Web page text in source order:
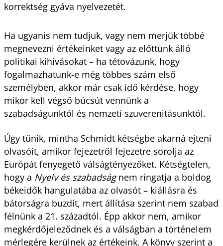
korrektség gyáva nyelvezetét.
Ha ugyanis nem tudjuk, vagy nem merjük többé
megnevezni értékeinket vagy az előttünk álló
politikai kihívásokat – ha tétovázunk, hogy
fogalmazhatunk-e még többes szám első
személyben, akkor már csak idő kérdése, hogy
mikor kell végső búcsút vennünk a
szabadságunktól és nemzeti szuverenitásunktól.
Úgy tűnik, mintha Schmidt kétségbe akarná ejteni
olvasóit, amikor fejezetről fejezetre sorolja az
Európát fenyegető válságtényezőket. Kétségtelen,
hogy a Nyelv és szabadságnem ringatja a boldog
békeidők hangulatába az olvasót – kiállásra és
bátorságra buzdít, mert állítása szerint nem szabad
félnünk a 21. századtól. Épp akkor nem, amikor
megkérdőjeleződnek és a válságban a történelem
mérlegére kerülnek az értékeink. A könyv szerint a